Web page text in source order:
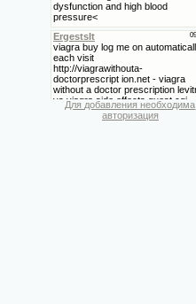
Для добавления необходима
авторизация